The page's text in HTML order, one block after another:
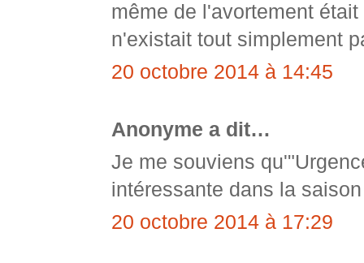
même de l'avortement
n'existait tout simplement
20 octobre 2014 à 14:45
Anonyme a dit…
Je me souviens
intéressante dans la
20 octobre 2014 à 17:29